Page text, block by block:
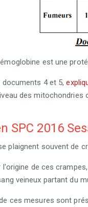
est une
documents 4 et 5,
des mitochondries
SPC 2016
plaignent souvent de
l'origine de ces crampes
veineux partant du
ces mesures sont